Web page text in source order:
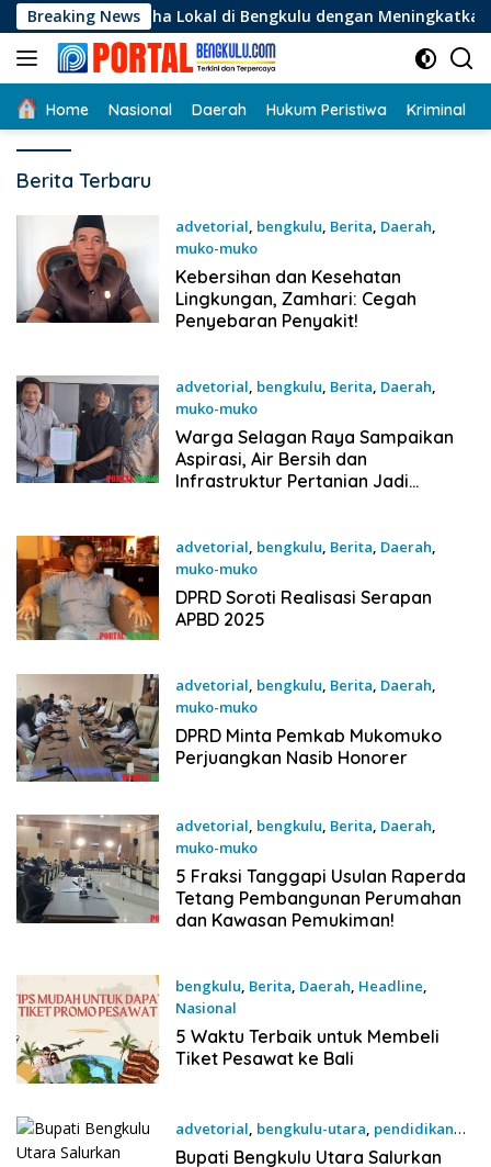
Langsung
ke
konten
Breaking News
Usaha Lokal di Bengkulu dengan Meningkatkan Ruang
Home Nasional Daerah Hukum Peristiwa Kriminal
Portal
Berita Terbaru
advetorial, bengkulu, Berita, Daerah,
muko-muko
19 September 2025
Kebersihan dan Kesehatan
Lingkungan, Zamhari: Cegah
Penyebaran Penyakit!
advetorial, bengkulu, Berita, Daerah,
muko-muko
19 September 2025
Warga Selagan Raya Sampaikan
Aspirasi, Air Bersih dan
Infrastruktur Pertanian Jadi
advetorial, bengkulu, Berita, Daerah,
muko-muko
19 September 2025
DPRD Soroti Realisasi Serapan
APBD 2025
advetorial, bengkulu, Berita, Daerah,
muko-muko
19 September 2025
DPRD Minta Pemkab Mukomuko
Perjuangkan Nasib Honorer
advetorial, bengkulu, Berita, Daerah,
muko-muko
19 September 2025
5 Fraksi Tanggapi Usulan Raperda
Tetang Pembangunan Perumahan
dan Kawasan Pemukiman!
bengkulu, Berita, Daerah, Headline,
Nasional
18 September 2025
5 Waktu Terbaik untuk Membeli
Tiket Pesawat ke Bali
advetorial, bengkulu-utara, pendidikan
15 Agustus 2025
Bupati Bengkulu Utara Salurkan